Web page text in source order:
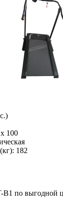
100
182
B1 по выгодной